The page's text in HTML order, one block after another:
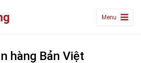
Menu
hàng Bản Việt